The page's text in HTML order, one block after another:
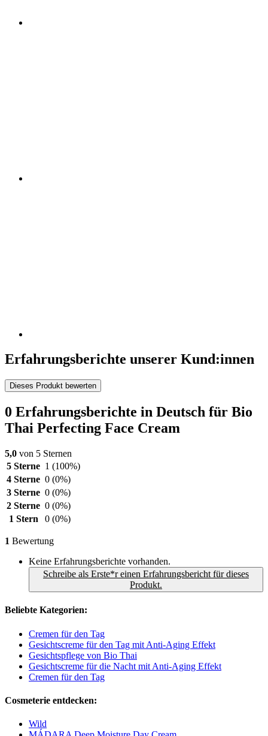
Erfahrungsberichte unserer Kund:innen
Dieses Produkt bewerten
0 Erfahrungsberichte in Deutsch für Bio
Thai Perfecting Face Cream
5,0 von 5 Sternen
5 Sterne 1 (100%)
4 Sterne 0 (0%)
3 Sterne 0 (0%)
2 Sterne 0 (0%)
1 Stern
0 (0%)
1 Bewertung
Keine Erfahrungsberichte vorhanden.
Schreibe als Erste*r einen Erfahrungsbericht für dieses
Produkt.
Beliebte Kategorien:
Cremen für den Tag
Gesichtscreme für den Tag mit Anti-Aging Effekt
Gesichtspflege von Bio Thai
Gesichtscreme für die Nacht mit Anti-Aging Effekt
Cremen für den Tag
Cosmeterie entdecken:
Wild